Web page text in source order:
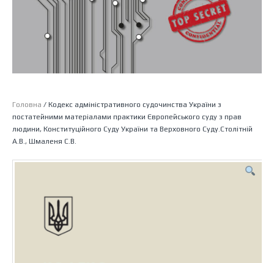
Головна / Кодекс адміністративного судочинства України з
постатейними матеріалами практики Європейського суду з прав
людини, Конституційного Суду України та Верховного Суду.Столітній
А.В., Шмаленя С.В.